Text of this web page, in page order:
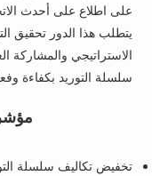
على اطلاع على أحدث
يتطلب هذا الدور تحقيق
الاستراتيجي والمشاركة
سلسلة التوريد بكفاءة
تخفيض تكاليف سلسلة